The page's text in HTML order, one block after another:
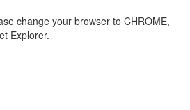
change your browser to CHROME,
Explorer.